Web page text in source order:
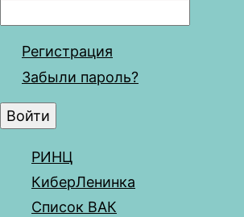
Регистрация
Забыли пароль?
РИНЦ
КиберЛенинка
Список ВАК